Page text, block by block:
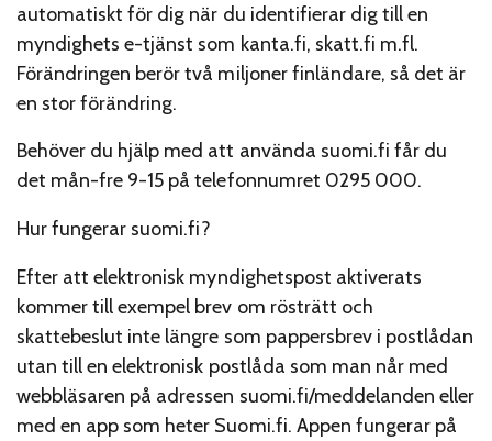
automatiskt för dig när du identifierar dig till en
myndighets e-tjänst som kanta.fi, skatt.fi m.fl.
Förändringen berör två miljoner finländare, så det är
en stor förändring.
Behöver du hjälp med att använda suomi.fi får du
det mån-fre 9-15 på telefonnumret 0295 000.
Hur fungerar suomi.fi?
Efter att elektronisk myndighetspost aktiverats
kommer till exempel brev om rösträtt och
skattebeslut inte längre som pappersbrev i postlådan
utan till en elektronisk postlåda som man når med
webbläsaren på adressen suomi.fi/meddelanden eller
med en app som heter Suomi.fi. Appen fungerar på